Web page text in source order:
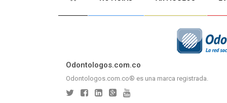
Odontologos.com.co
Odontologos.com.co® es una marca registrada.